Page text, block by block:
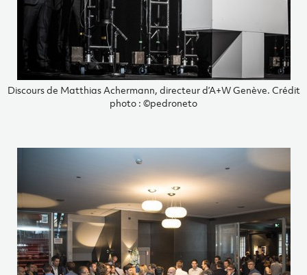
Discours de Matthias Achermann, directeur d’A+W Genève. Crédit
photo : ©pedroneto